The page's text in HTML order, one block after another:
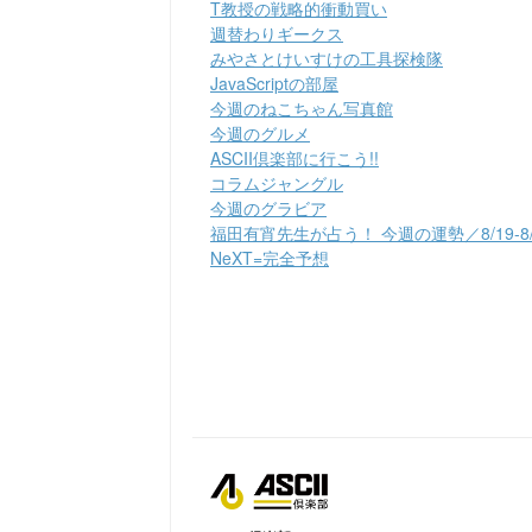
T教授の戦略的衝動買い
週替わりギークス
みやさとけいすけの工具探検隊
JavaScriptの部屋
今週のねこちゃん写真館
今週のグルメ
ASCII倶楽部に行こう!!
コラムジャングル
今週のグラビア
福田有宵先生が占う！ 今週の運勢／8/19-
NeXT=完全予想